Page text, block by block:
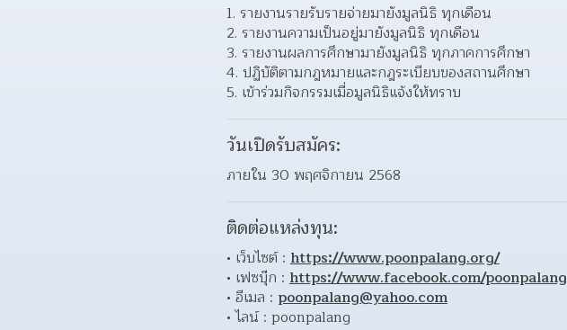
รายงานรายรับรายจ่ายมายังมูลนิธิ ทุกเดือน
รายงานความเป็นอยู่มายังมูลนิธิ ทุกเดือน
รายงานผลการศึกษามายังมูลนิธิ ทุกภาคการศึกษา
ปฏิบัติตามกฎหมายและกฎระเบียบของสถานศึกษา
เข้าร่วมกิจกรรมเมื่อมูลนิธิแจ้งให้ทราบ
วันเปิดรับสมัคร:
ภายใน 30 พฤศจิกายน 2568
ติดต่อแหล่งทุน:
เว็บไซต์ : https://www.poonpalang.org/
เฟซบุ๊ก : https://www.facebook.com/poonpalang
อีเมล : poonpalang@yahoo.com
ไลน์ : poonpalang